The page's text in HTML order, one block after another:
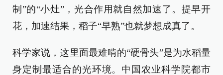
制”的“小灶”，光合作用就自然加速了。提早开
花，加速结果，稻子“早熟”也就梦想成真了。
科学家说，这里面最难啃的“硬骨头”是为水稻量
身定制最适合的光环境。中国农业科学院都市